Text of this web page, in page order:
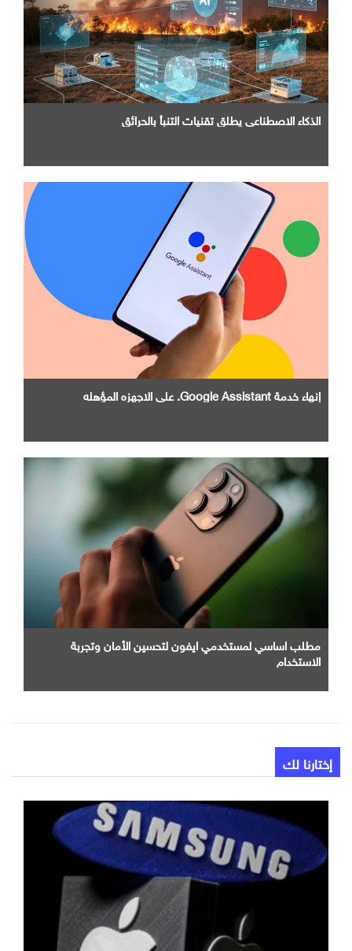
الذكاء الاصطناعي يطلق تقنيات التنبأ بالحرائق
إنهاء خدمة Google Assistant. علي الاجهزه المؤهله
مطلب اساسي لمستخدمي ايفون لتحسين الأمان وتجربة
الاستخدام
إختارنا لك